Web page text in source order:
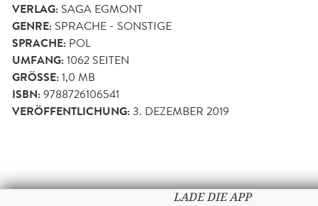
VERLAG: SAGA EGMONT
GENRE: SPRACHE - SONSTIGE
SPRACHE: POL
UMFANG:1062 SEITEN
GRÖSSE: 1,0 MB
ISBN:9788726106541
VERÖFFENTLICHUNG:3. DEZEMBER 2019
LADE DIE APP